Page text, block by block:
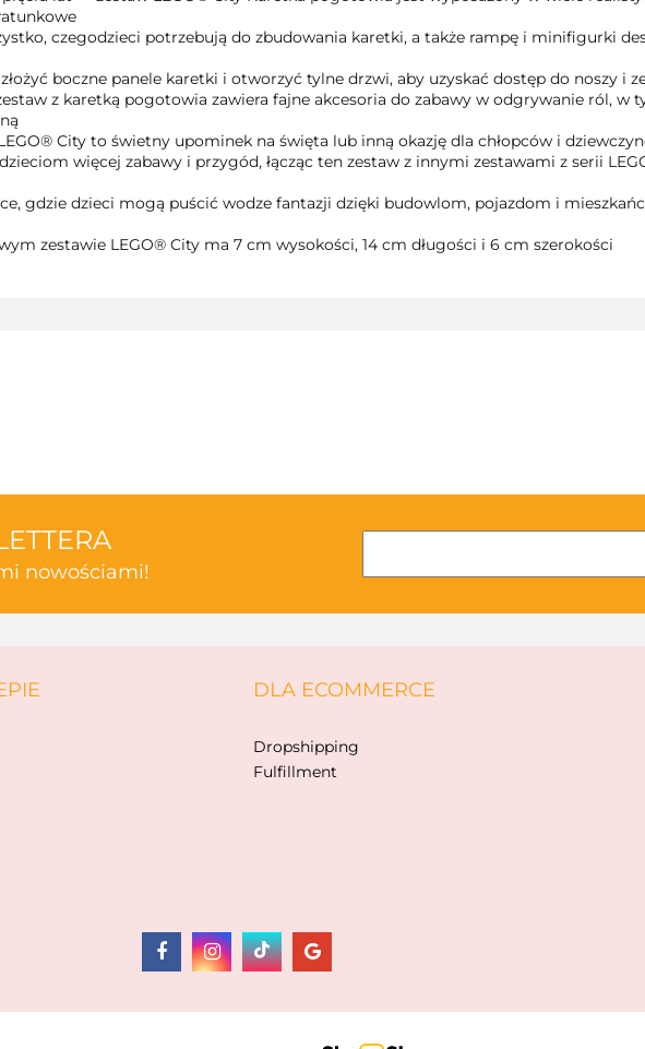
czegodzieci potrzebują do zbudowania karetki, a także rampę i minifigurki
boczne panele karetki i otworzyć tylne drzwi, aby uzyskać dostęp do noszy i
z karetką pogotowia zawiera fajne akcesoria do zabawy w odgrywanie ról, w
City to świetny upominek na święta lub inną okazję dla chłopców i
więcej zabawy i przygód, łącząc ten zestaw z innymi zestawami z serii
gdzie dzieci mogą puścić wodze fantazji dzięki budowlom, pojazdom i
zestawie LEGO® City ma 7 cm wysokości, 14 cm długości i 6 cm szerokości
AKSJOMAT
nowościami!
DLA ECOMMERCE
Dropshipping
Fulfillment